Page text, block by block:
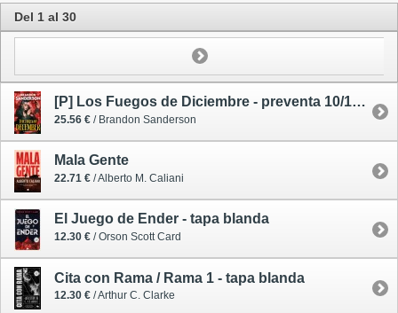
Del 1 al 30
[P] Los Fuegos de Diciembre - preventa 10/12/26
25.56 € / Brandon Sanderson
Mala Gente
22.71 € / Alberto M. Caliani
El Juego de Ender - tapa blanda
12.30 € / Orson Scott Card
Cita con Rama / Rama 1 - tapa blanda
12.30 € / Arthur C. Clarke